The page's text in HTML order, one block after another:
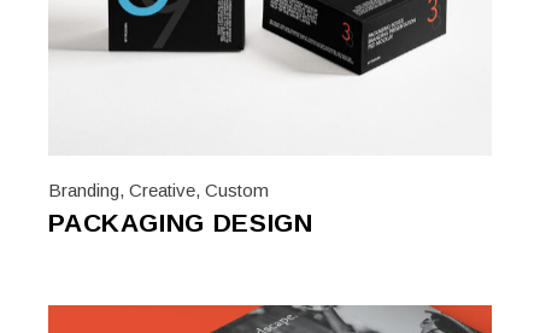
Branding,Creative,Custom
PACKAGING DESIGN